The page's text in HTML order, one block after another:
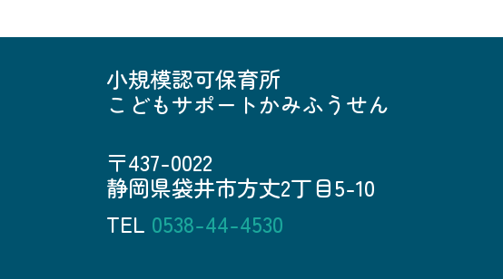
小規模認可保育所
こどもサポートかみふうせん
〒437-0022
静岡県袋井市方丈2丁目5-10
TEL 0538-44-4530